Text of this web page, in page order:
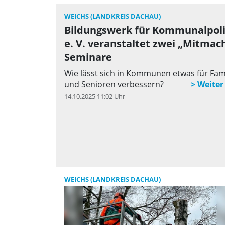
WEICHS (LANDKREIS DACHAU)
Bildungswerk für
e. V. veranstaltet zwei
Seminare
Wie lässt sich in Kommunen etwas für
und Senioren verbessern?
14.10.2025 11:02 Uhr
WEICHS (LANDKREIS DACHAU)